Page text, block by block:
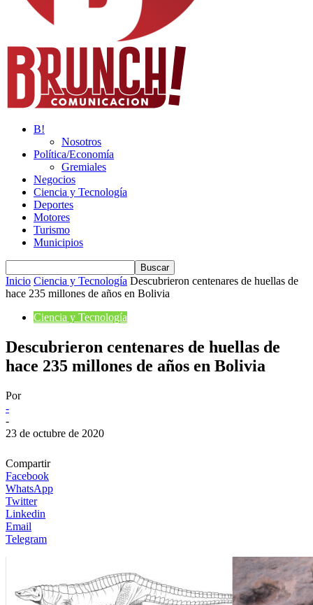
B!
Nosotros
Política/Economía
Gremiales
Negocios
Ciencia y Tecnología
Deportes
Motores
Turismo
Municipios
Inicio Ciencia y Tecnología Descubrieron centenares de huellas de
hace 235 millones de años en Bolivia
Ciencia y Tecnología
Descubrieron centenares de huellas de
hace 235 millones de años en Bolivia
Por
-
-
23 de octubre de 2020
Compartir
Facebook
WhatsApp
Twitter
Linkedin
Email
Telegram